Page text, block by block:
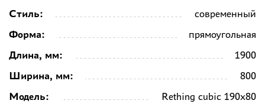
Стиль:
современный
Форма:
прямоугольная
Длина, мм:
1900
Ширина, мм:
800
Модель:
Rething cubic 190x80